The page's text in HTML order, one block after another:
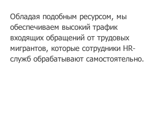
Обладая подобным ресурсом, мы
обеспечиваем высокий трафик
входящих обращений от трудовых
мигрантов, которые сотрудники HR-
служб обрабатывают самостоятельно.​